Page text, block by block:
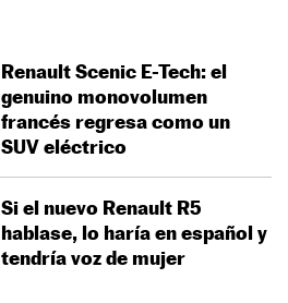
Renault Scenic E-Tech: el
genuino monovolumen
francés regresa como un
SUV eléctrico
Si el nuevo Renault R5
hablase, lo haría en español y
tendría voz de mujer